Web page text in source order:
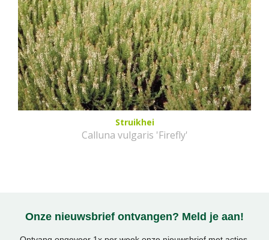
Struikhei
Calluna vulgaris 'Firefly'
Onze nieuwsbrief ontvangen? Meld je aan!